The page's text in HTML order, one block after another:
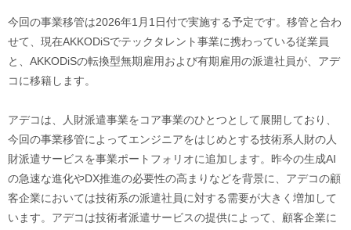
今回の事業移管は2026年1月1日付で実施する予定です。移管と合わ
せて、現在AKKODiSでテックタレント事業に携わっている従業員
と、AKKODiSの転換型無期雇用および有期雇用の派遣社員が、アデ
コに移籍します。
アデコは、人財派遣事業をコア事業のひとつとして展開しており、
今回の事業移管によってエンジニアをはじめとする技術系人財の人
財派遣サービスを事業ポートフォリオに追加します。昨今の生成AI
の急速な進化やDX推進の必要性の高まりなどを背景に、アデコの顧
客企業においては技術系の派遣社員に対する需要が大きく増加して
います。アデコは技術者派遣サービスの提供によって、顧客企業に